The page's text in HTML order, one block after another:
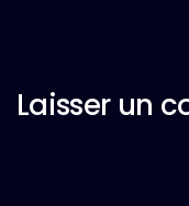
Laisser un